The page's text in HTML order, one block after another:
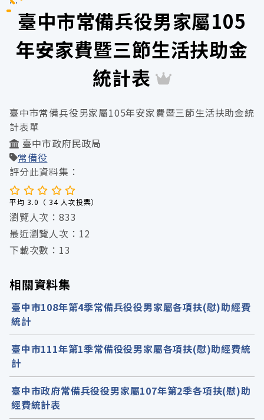
臺中市常備兵役男家屬105
年安家費暨三節生活扶助金
統計表
臺中市常備兵役男家屬105年安家費暨三節生活扶助金統
計表單
臺中市政府民政局
常備役
評分此資料集：
平均 3.0（ 34 人次投票）
瀏覽人次：833
最近瀏覽人次：12
下載次數：13
相關資料集
臺中市108年第4季常備兵役役男家屬各項扶(慰)助經費
統計
臺中市111年第1季常備役役男家屬各項扶(慰)助經費統
計
臺中市政府常備兵役役男家屬107年第2季各項扶(慰)助
經費統計表